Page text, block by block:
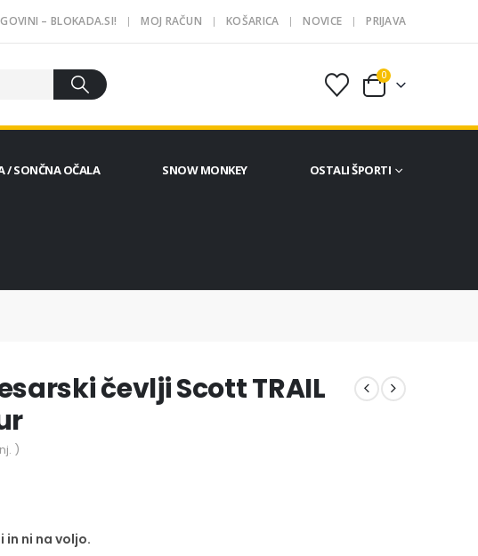
– BLOKADA.SI! MOJ RAČUN KOŠARICA NOVICE PRIJAVA
0
/ SONČNA OČALA SNOW MONKEY OSTALI ŠPORTI
čevlji Scott TRAIL
)
in ni na voljo.